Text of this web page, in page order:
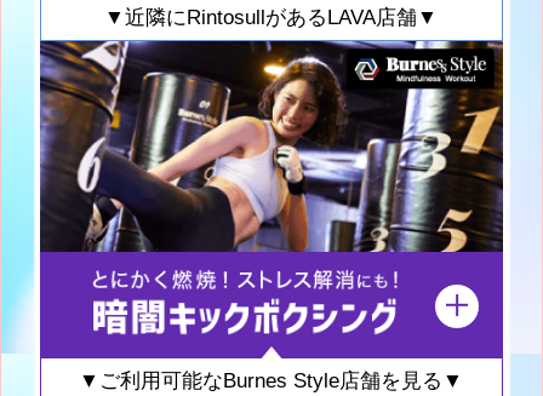
▼近隣にRintosullがあるLAVA店舗▼
▼ご利用可能なBurnes Style店舗を見る▼